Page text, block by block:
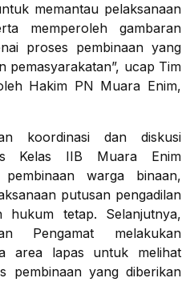
memantau pelaksanaan
memperoleh gambaran
proses pembinaan yang
pemasyarakatan”, ucap Tim
Hakim PN Muara Enim,
koordinasi dan diskusi
Kelas IIB Muara Enim
pembinaan warga binaan,
putusan pengadilan
hukum tetap. Selanjutnya,
Pengamat melakukan
area lapas untuk melihat
pembinaan yang diberikan